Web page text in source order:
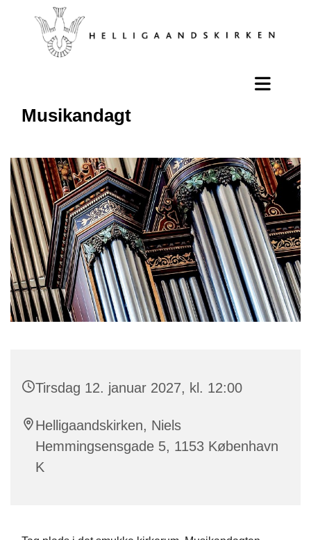
Musikandagt
Tirsdag 12. januar 2027, kl. 12:00
Helligaandskirken, Niels
Hemmingsensgade 5, 1153 København
K